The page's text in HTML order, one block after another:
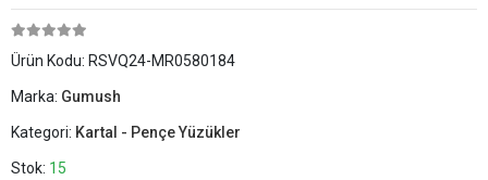
Ürün Kodu: RSVQ24-MR0580184
Marka: Gumush
Kategori: Kartal - Pençe Yüzükler
Stok: 15